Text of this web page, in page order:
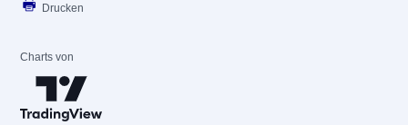
Drucken
Charts von